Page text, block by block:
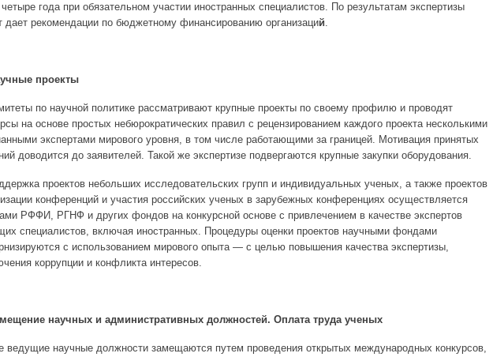
года при обязательном участии иностранных специалистов. По результатам экспертизы
дает рекомендации по бюджетному финансированию организаций.
проекты
по научной политике рассматривают крупные проекты по своему профилю и проводят
на основе простых небюрократических правил с рецензированием каждого проекта несколькими
экспертами мирового уровня, в том числе работающими за границей. Мотивация принятых
доводится до заявителей. Такой же экспертизе подвергаются крупные закупки оборудования.
проектов небольших исследовательских групп и индивидуальных ученых, а также проектов
конференций и участия российских ученых в зарубежных конференциях осуществляется
РФФИ, РГНФ и других фондов на конкурсной основе с привлечением в качестве экспертов
специалистов, включая иностранных. Процедуры оценки проектов научными фондами
с использованием мирового опыта — с целью повышения качества экспертизы,
коррупции и конфликта интересов.
научных и административных должностей. Оплата труда ученых
ведущие научные должности замещаются путем проведения открытых международных конкурсов,